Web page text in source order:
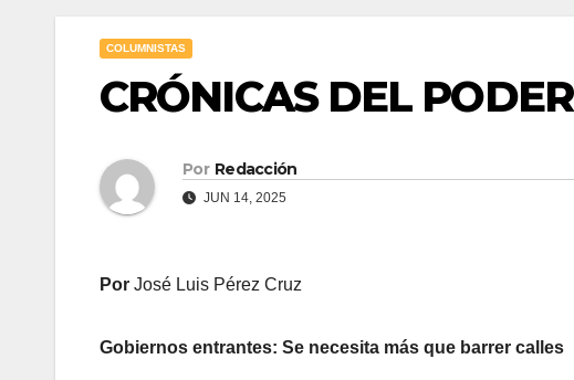
COLUMNISTAS
CRÓNICAS DEL PODER
Por Redacción
JUN 14, 2025
Por José Luis Pérez Cruz
Gobiernos entrantes: Se necesita más que barrer calles